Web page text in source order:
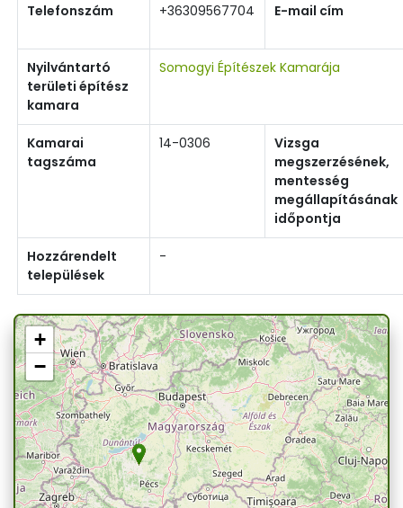
Telefonszám +36309567704 E-mail cím
Nyilvántartó
területi építész
kamara
Somogyi Építészek Kamarája
Kamarai
tagszáma
14-0306
Vizsga
megszerzésének,
mentesség
megállapításának
időpontja
Hozzárendelt
települések
-
+
−